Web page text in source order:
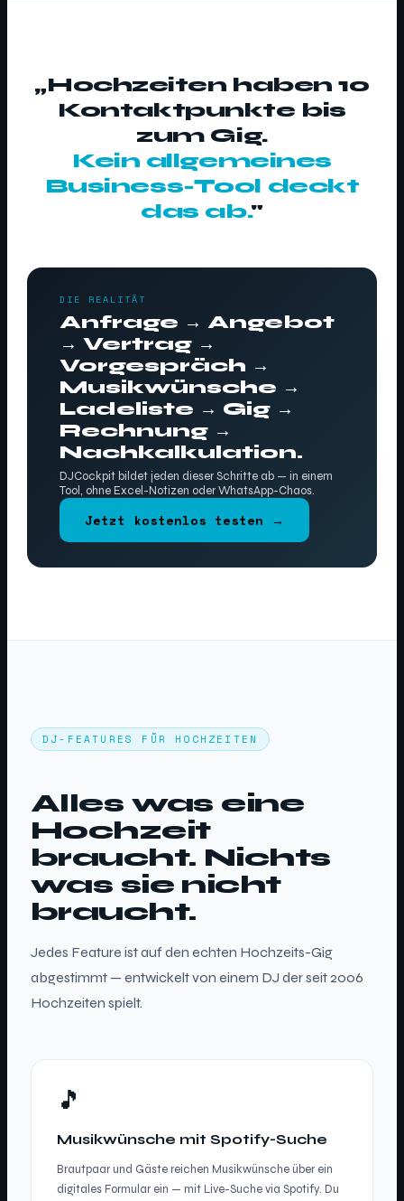
„Hochzeiten haben 10
Kontaktpunkte bis
zum Gig.
Kein allgemeines
Business-Tool deckt
das ab."
DIE REALITÄT
Anfrage → Angebot
→ Vertrag →
Vorgespräch →
Musikwünsche →
Ladeliste → Gig →
Rechnung →
Nachkalkulation.
DJCockpit bildet jeden dieser Schritte ab — in einem
Tool, ohne Excel-Notizen oder WhatsApp-Chaos.
Jetzt kostenlos testen →
DJ-FEATURES FÜR HOCHZEITEN
Alles was eine
Hochzeit
braucht. Nichts
was sie nicht
braucht.
Jedes Feature ist auf den echten Hochzeits-Gig
abgestimmt — entwickelt von einem DJ der seit 2006
Hochzeiten spielt.
🎵
Musikwünsche mit Spotify-Suche
Brautpaar und Gäste reichen Musikwünsche über ein
digitales Formular ein — mit Live-Suche via Spotify. Du